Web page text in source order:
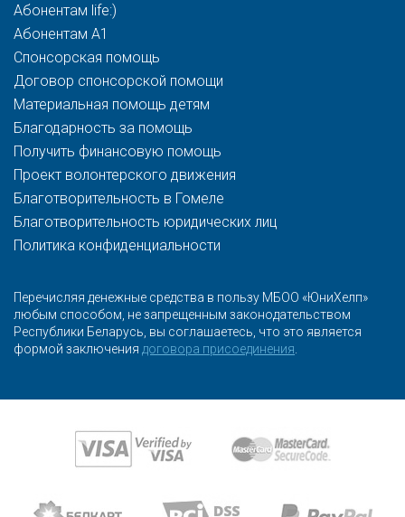
Абонентам life:)
Абонентам A1
Спонсорская помощь
Договор спонсорской помощи
Материальная помощь детям
Благодарность за помощь
Получить финансовую помощь
Проект волонтерского движения
Благотворительность в Гомеле
Благотворительность юридических лиц
Политика конфиденциальности
Перечисляя денежные средства в пользу МБОО «ЮниХелп»
любым способом, не запрещенным законодательством
Республики Беларусь, вы соглашаетесь, что это является
формой заключения договора присоединения